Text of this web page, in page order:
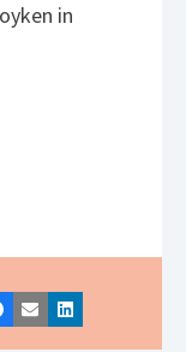
in
E-mailLinkedIn